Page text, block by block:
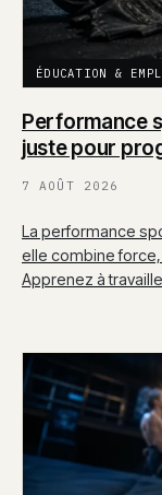
ÉDUCATION &
Performance
juste pour
7 AOÛT 2026
La performance
elle combine
Apprenez à